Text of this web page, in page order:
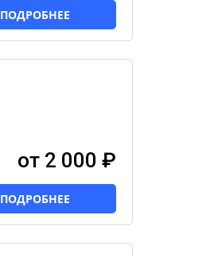
ПОДРОБНЕЕ
от 2 000 ₽
ПОДРОБНЕЕ